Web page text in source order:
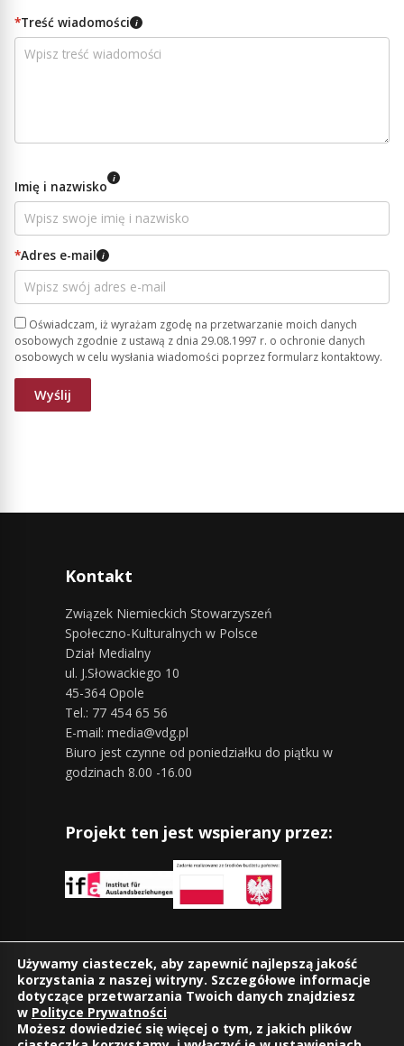
*Treść wiadomości i
Imię i nazwisko i
*Adres e-mail i
Oświadczam, iż wyrażam zgodę na przetwarzanie moich danych
osobowych zgodnie z ustawą z dnia 29.08.1997 r. o ochronie danych
osobowych w celu wysłania wiadomości poprzez formularz kontaktowy.
Kontakt
Związek Niemieckich Stowarzyszeń
Społeczno-Kulturalnych w Polsce
Dział Medialny
ul. J.Słowackiego 10
45-364 Opole
Tel.: 77 454 65 56
E-mail: media@vdg.pl
Biuro jest czynne od poniedziałku do piątku w
godzinach 8.00 -16.00
Projekt ten jest wspierany przez:
Znajdziesz nas również na:
Używamy ciasteczek, aby zapewnić najlepszą jakość
korzystania z naszej witryny. Szczegółowe informacje
dotyczące przetwarzania Twoich danych znajdziesz
w Polityce Prywatności
Możesz dowiedzieć się więcej o tym, z jakich plików